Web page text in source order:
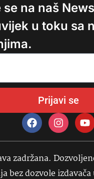
se na naš
u toku sa
Prijavi se
zadržana.
bez dozvole